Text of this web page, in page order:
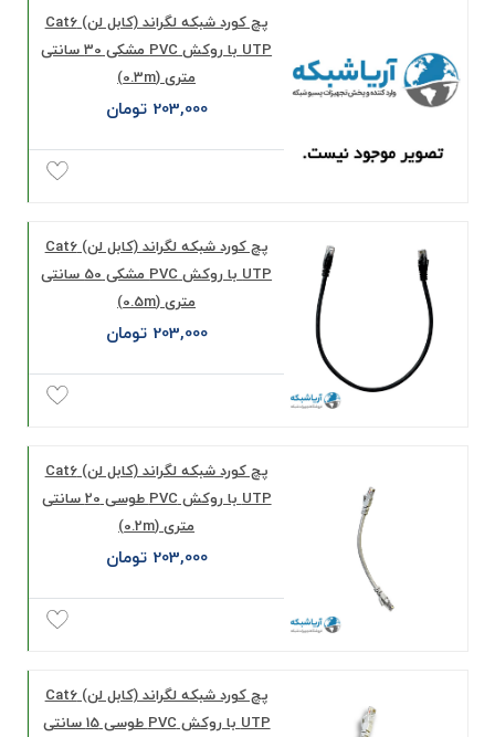
پچ کورد شبکه لگراند (کابل لن) Cat6
UTP با روکش PVC مشکی 30 سانتی
متری (0.3m)
203,000 تومان
پچ کورد شبکه لگراند (کابل لن) Cat6
UTP با روکش PVC مشکی 50 سانتی
متری (0.5m)
203,000 تومان
پچ کورد شبکه لگراند (کابل لن) Cat6
UTP با روکش PVC طوسی 20 سانتی
متری (0.2m)
203,000 تومان
پچ کورد شبکه لگراند (کابل لن) Cat6
UTP با روکش PVC طوسی 15 سانتی